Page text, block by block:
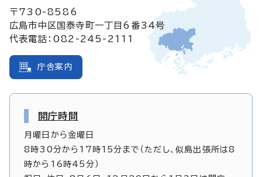
〒730-8586
広島市中区国泰寺町一丁目6番34号
代表電話：082-245-2111
庁舎案内
開庁時間
月曜日から金曜日
8時30分から17時15分まで（ただし、似島出張所は8
時から16時45分）